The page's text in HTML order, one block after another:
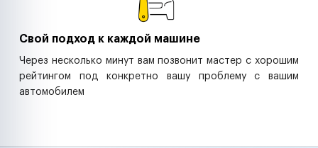
Свой подход к каждой машине
Через несколько минут вам позвонит мастер с хорошим
рейтингом под конкретно вашу проблему с вашим
автомобилем